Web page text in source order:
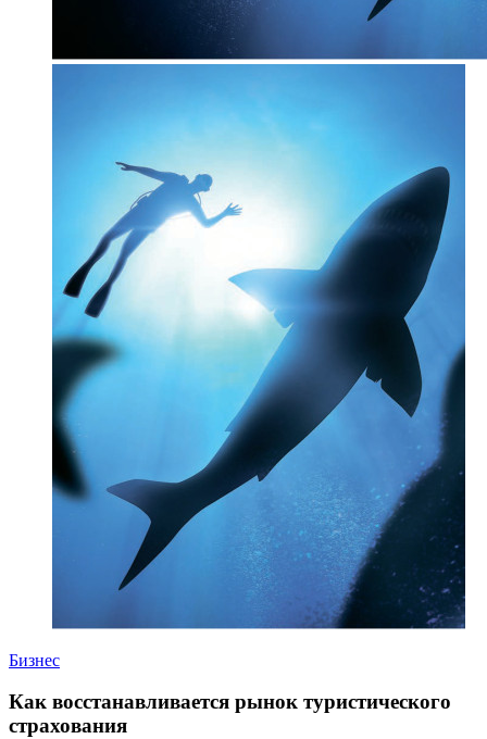
Бизнес
Как восстанавливается рынок туристического
страхования